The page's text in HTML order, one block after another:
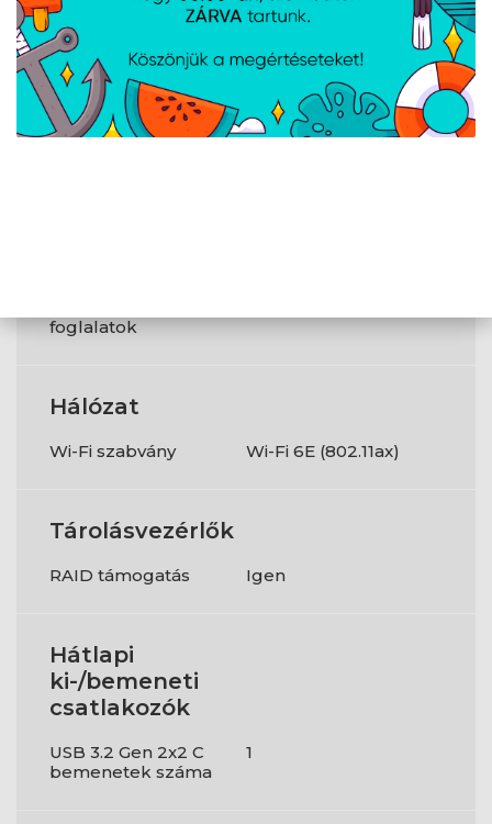
USB 3.2 Gen 1 (3.1
Gen 1) C típusú
portok száma
foglalatok
Hálózat
Wi-Fi szabvány Wi-Fi 6E (802.11ax)
Tárolásvezérlők
RAID támogatás Igen
Hátlapi
ki-/bemeneti
csatlakozók
USB 3.2 Gen 2x2 C
bemenetek száma
1